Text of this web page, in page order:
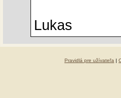
Lukas
Pravidlá pre užívateľa |